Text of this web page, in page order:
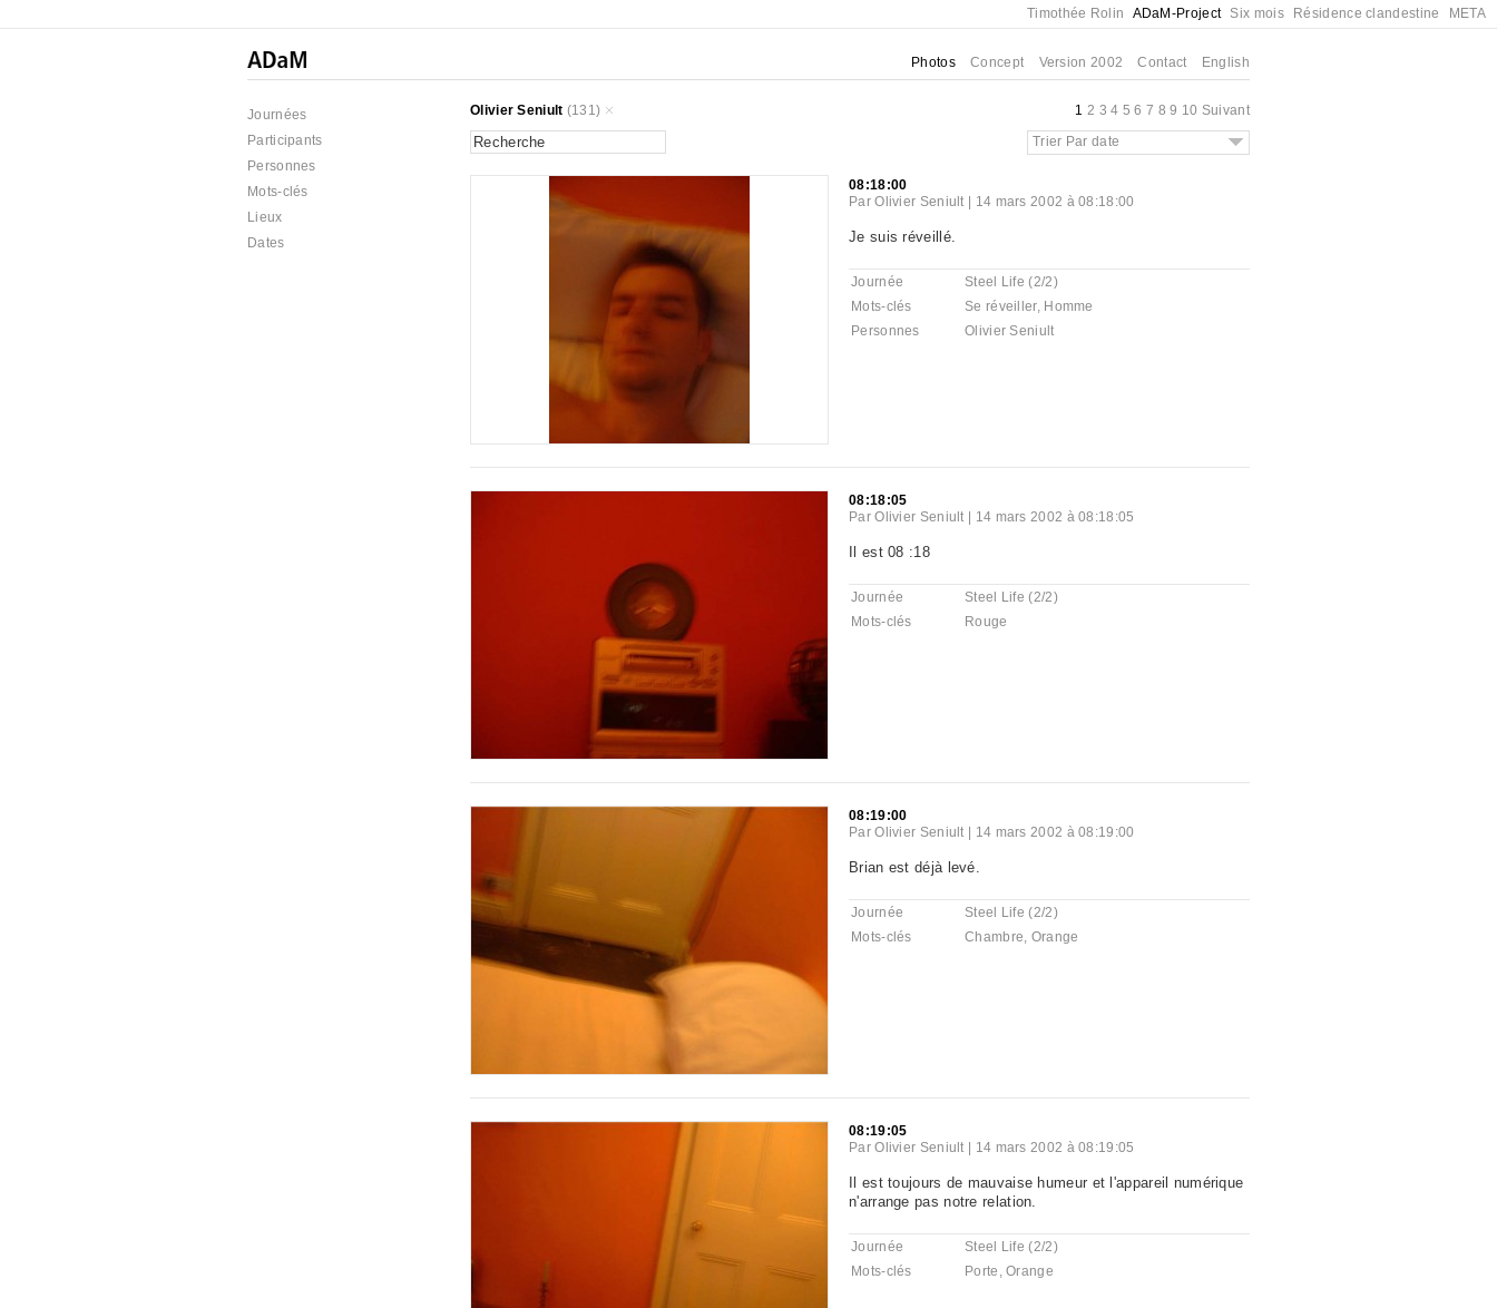
Timothée Rolin ADaM-Project Six mois Résidence clandestine META
Photos Concept Version 2002 Contact English
Journées
Participants
Personnes
Mots-clés
Lieux
Dates
Olivier Seniult (131) 1 2 3 4 5 6 7 8 9 10 Suivant
Trier Par date
08:18:00
ParOlivier Seniult 14 mars 2002 à 08:18:00
Je suis réveillé.
Journée
Steel Life (2/2)
Mots-clés
Se réveiller, Homme
Personnes
Olivier Seniult
08:18:05
ParOlivier Seniult 14 mars 2002 à 08:18:05
Il est 08 :18
Journée
Steel Life (2/2)
Mots-clés
Rouge
08:19:00
ParOlivier Seniult 14 mars 2002 à 08:19:00
Brian est déjà levé.
Journée
Steel Life (2/2)
Mots-clés
Chambre, Orange
08:19:05
ParOlivier Seniult 14 mars 2002 à 08:19:05
Il est toujours de mauvaise humeur et l'appareil numérique
n'arrange pas notre relation.
Journée
Steel Life (2/2)
Mots-clés
Porte ,Orange